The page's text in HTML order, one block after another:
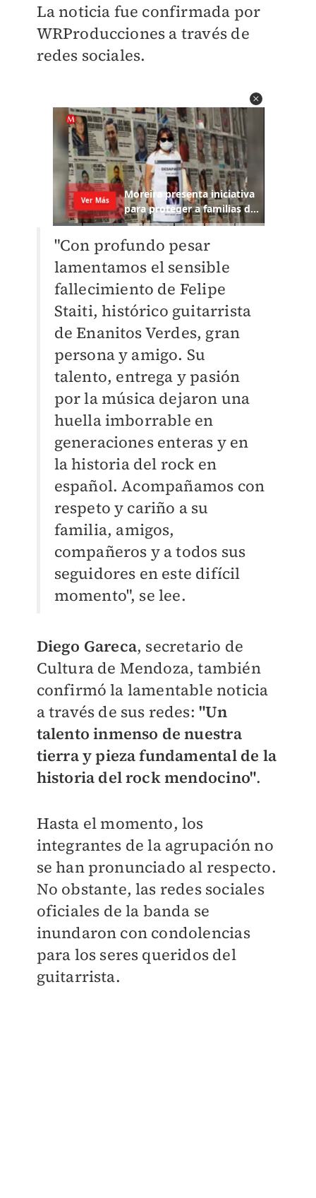
​La noticia fue confirmada por
WRProducciones a través de
redes sociales.
"Con profundo pesar
lamentamos el sensible
fallecimiento de Felipe
Staiti, histórico guitarrista
de Enanitos Verdes, gran
persona y amigo. Su
talento, entrega y pasión
por la música dejaron una
huella imborrable en
generaciones enteras y en
la historia del rock en
español. Acompañamos con
respeto y cariño a su
familia, amigos,
compañeros y a todos sus
seguidores en este difícil
momento", se lee.
Diego Gareca, secretario de
Cultura de Mendoza, también
confirmó la lamentable noticia
a través de sus redes:"Un
talento inmenso de nuestra
tierra y pieza fundamental de la
historia del rock mendocino".
Hasta el momento, los
integrantes de la agrupación no
se han pronunciado al respecto.
No obstante, las redes sociales
oficiales de la banda se
inundaron con condolencias
para los seres queridos del
guitarrista.